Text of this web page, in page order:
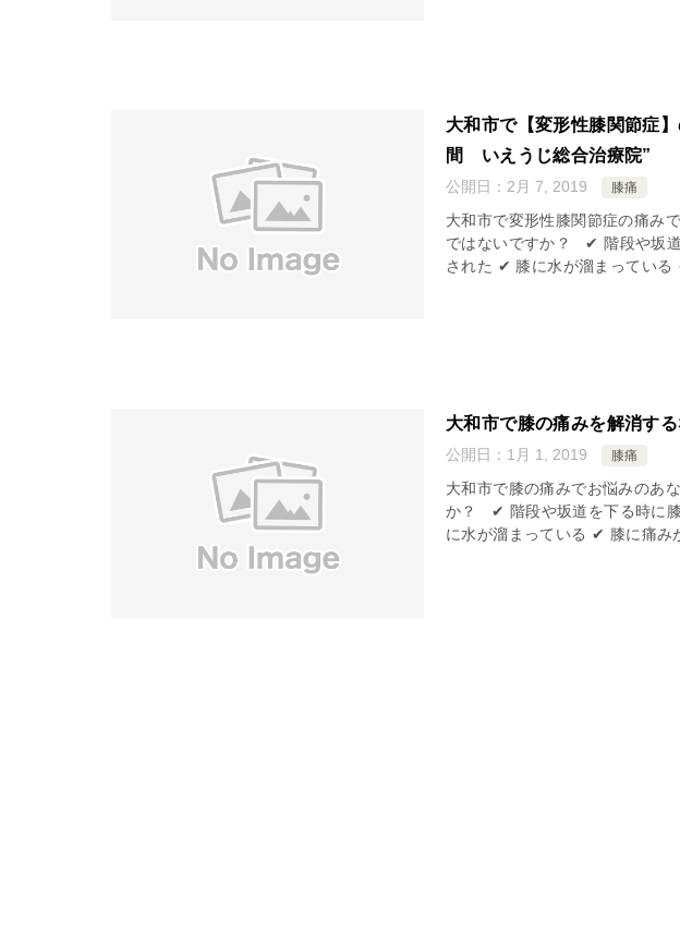
大和市で【変形性膝関節症
間 いえうじ総合治療院”
公開日： 2月 7, 2019 膝痛
大和市で変形性膝関節症の痛み
ではないですか？ ✔ 階段や坂
された ✔ 膝に水が溜まってい
大和市で膝の痛みを解消す
公開日： 1月 1, 2019 膝痛
大和市で膝の痛みでお悩みのあ
か？ ✔ 階段や坂道を下る時に
に水が溜まっている ✔ 膝に痛